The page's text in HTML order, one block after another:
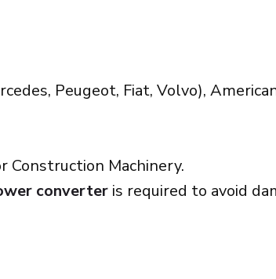
Peugeot, Fiat, Volvo),
Construction Machinery.
converteris required to avoid